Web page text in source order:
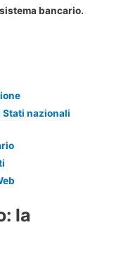
bancario.
Stati nazionali
la